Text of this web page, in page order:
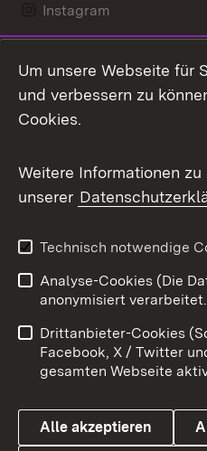
Instagram
Mastodon
Messenger
Social Wall
X / Twitter
Youtube
Benutzungshinweise
Datenschutz
Um unsere Webseite für
und verbessern zu
Cookies.
Weitere Informationen
unserer
Technisch notwendige
Analyse-Cookies (Die
anonymisiert
Drittanbieter-Cookies
Facebook, X / Twitter
gesamten Webseite
Alle akzeptieren